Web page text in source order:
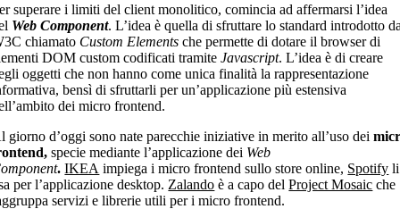
superare i limiti del client monolitico, comincia ad affermarsi l’idea
Web Component. L’idea è quella di sfruttare lo standard introdotto
chiamato Custom Elements che permette di dotare il browser di
DOM custom codificati tramiteJavascript. L’idea è di creare
oggetti che non hanno come unica finalità la rappresentazione
bensì di sfruttarli per un’applicazione più estensiva
dei micro frontend.
giorno d’oggi sono nate parecchie iniziative in merito all’uso dei
specie mediante l’applicazione dei Web
.IKEA impiega i micro frontend sullo store online, Spotify li
per l’applicazione desktop. Zalando è a capo delProject Mosaic che
servizi e librerie utili per i micro frontend.